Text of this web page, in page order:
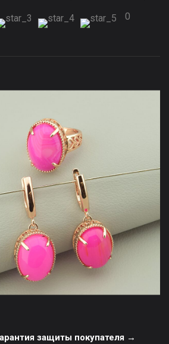
0
защиты покупателя →